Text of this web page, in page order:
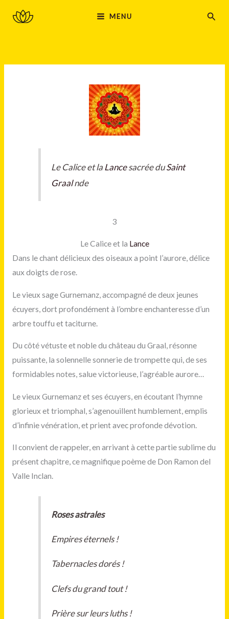
MAIN
MENU
Le Calice et laLancesacrée duSaint
Graalnde
3
Le Calice et la Lance
Dans le chant délicieux des oiseaux a point l’aurore, délice
aux doigts de rose.
Le vieux sage Gurnemanz, accompagné de deux jeunes
écuyers, dort profondément à l’ombre enchanteresse d’un
arbre touffu et taciturne.
Du côté vétuste et noble du château du Graal, résonne
puissante, la solennelle sonnerie de trompette qui, de ses
formidables notes, salue victorieuse, l’agréable aurore…
Le vieux Gurnemanz et ses écuyers, en écoutant l’hymne
glorieux et triomphal, s’agenouillent humblement, emplis
d’infinie vénération, et prient avec profonde dévotion.
Il convient de rappeler, en arrivant à cette partie sublime du
présent chapitre, ce magnifique poème de Don Ramon del
Valle Inclan.
Roses astrales
Empires éternels !
Tabernacles dorés !
Clefs du grand tout !
Prière sur leurs luths !